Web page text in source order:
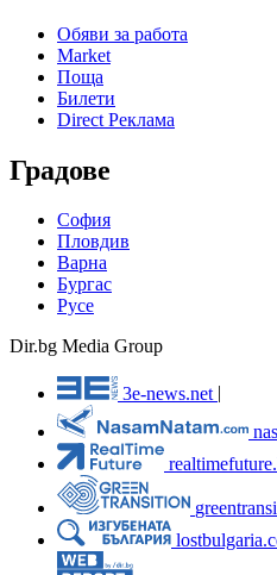
Обяви за работа
Market
Поща
Билети
Direct Реклама
Градове
София
Пловдив
Варна
Бургас
Русе
Dir.bg Media Group
3e-news.net